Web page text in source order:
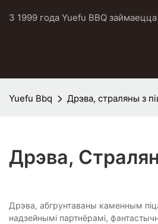
З 1999 года Yuefu BBQ
Yuefu Bbq Дрэва, страляны з
Дрэва,
Дрэва, абгрунтаваны каменным
надзейнымі партнёрамі,